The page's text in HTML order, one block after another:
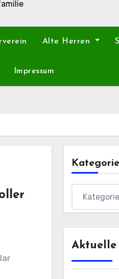
Alte Herren
Impressum
Aktuelle